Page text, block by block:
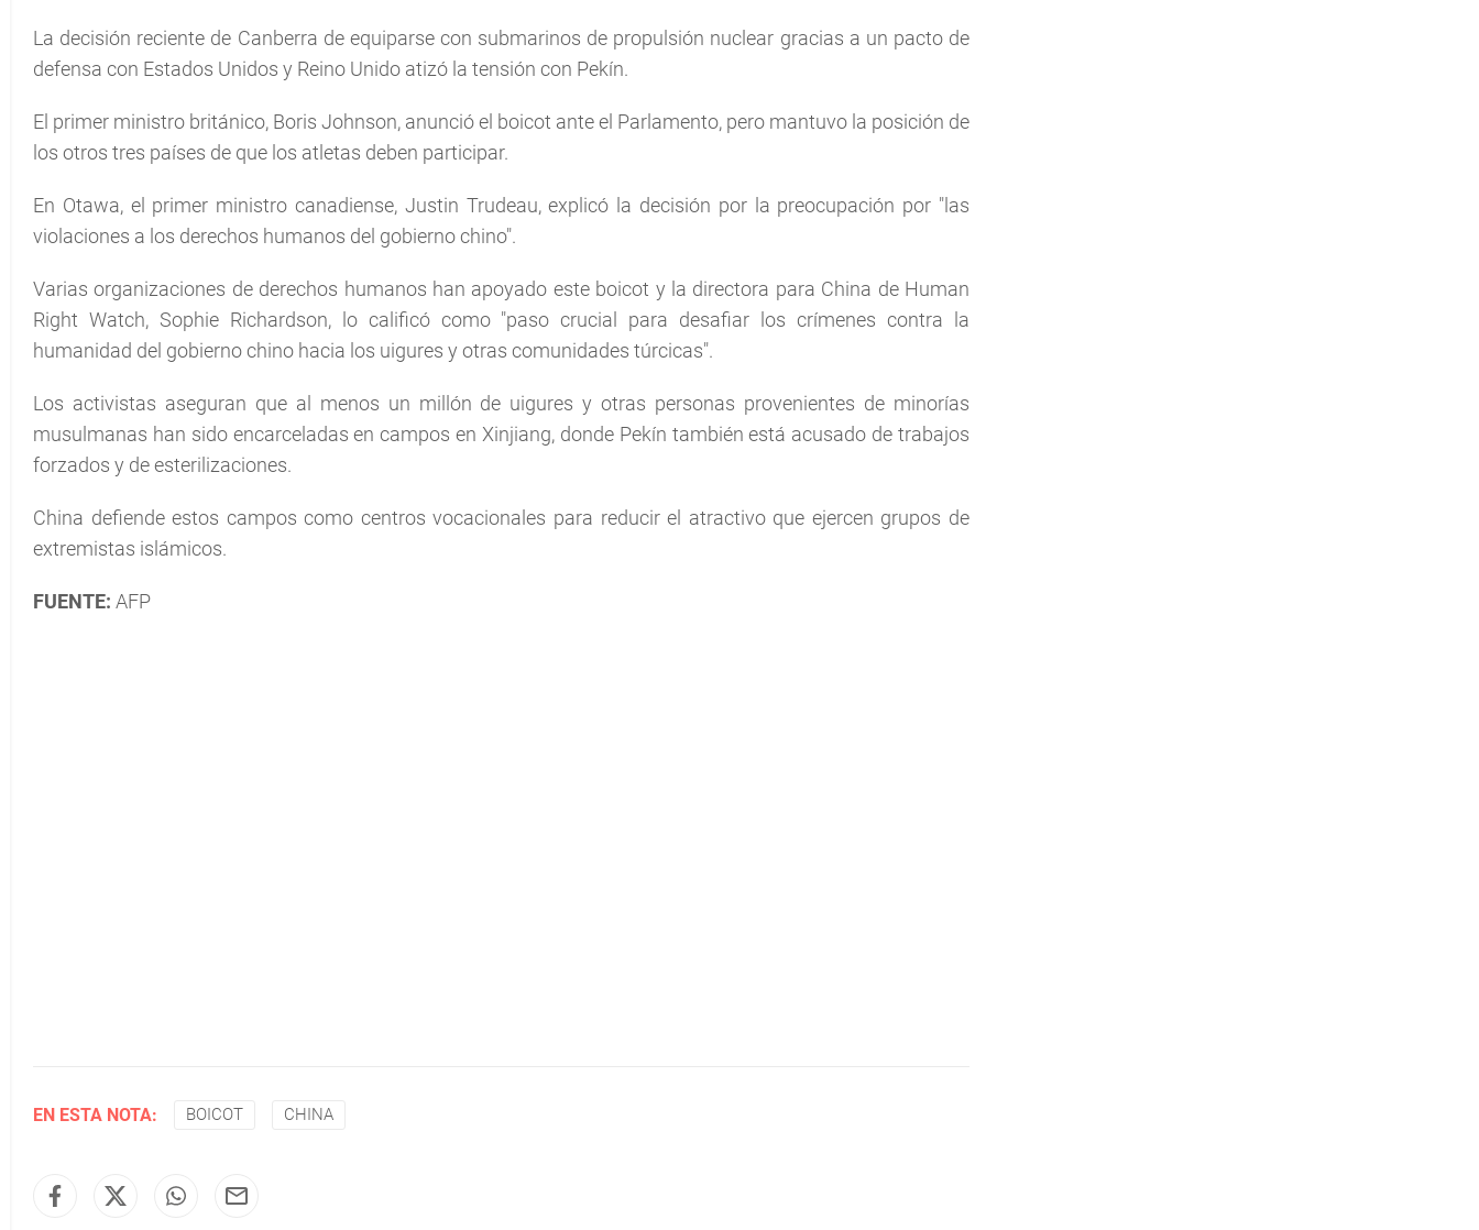
La decisión reciente de Canberra de equiparse con submarinos de propulsión nuclear gracias a un pacto de
defensa con Estados Unidos y Reino Unido atizó la tensión con Pekín.
El primer ministro británico, Boris Johnson, anunció el boicot ante el Parlamento, pero mantuvo la posición de
los otros tres países de que los atletas deben participar.
En Otawa, el primer ministro canadiense, Justin Trudeau, explicó la decisión por la preocupación por "las
violaciones a los derechos humanos del gobierno chino".
Varias organizaciones de derechos humanos han apoyado este boicot y la directora para China de Human
Right Watch, Sophie Richardson, lo calificó como "paso crucial para desafiar los crímenes contra la
humanidad del gobierno chino hacia los uigures y otras comunidades túrcicas".
Los activistas aseguran que al menos un millón de uigures y otras personas provenientes de minorías
musulmanas han sido encarceladas en campos en Xinjiang, donde Pekín también está acusado de trabajos
forzados y de esterilizaciones.
China defiende estos campos como centros vocacionales para reducir el atractivo que ejercen grupos de
extremistas islámicos.
FUENTE: AFP
EN ESTA NOTA: BOICOT CHINA